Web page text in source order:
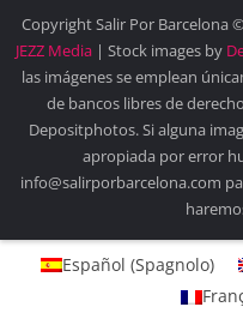
Copyright Salir Por Barcelona
JEZZ Media | Stock images by
las imágenes se emplean
de bancos libres de
Depositphotos. Si alguna
apropiada por error
info@salirporbarcelona.com
Español (Spagnolo)